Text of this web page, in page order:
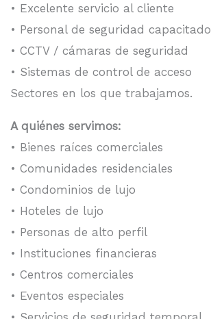
• Excelente servicio al cliente
• Personal de seguridad capacitado
• CCTV / cámaras de seguridad
• Sistemas de control de acceso
Sectores en los que trabajamos.
A quiénes servimos:
• Bienes raíces comerciales
• Comunidades residenciales
• Condominios de lujo
• Hoteles de lujo
• Personas de alto perfil
• Instituciones financieras
• Centros comerciales
• Eventos especiales